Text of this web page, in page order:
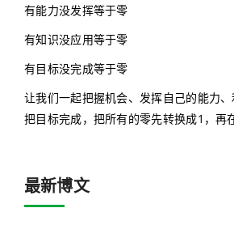
有能力没发挥等于零
有知识没应用等于零
有目标没完成等于零
让我们一起把握机会、发挥自己的能力、
把目标完成，把所有的零先转换成1，再
最新博文